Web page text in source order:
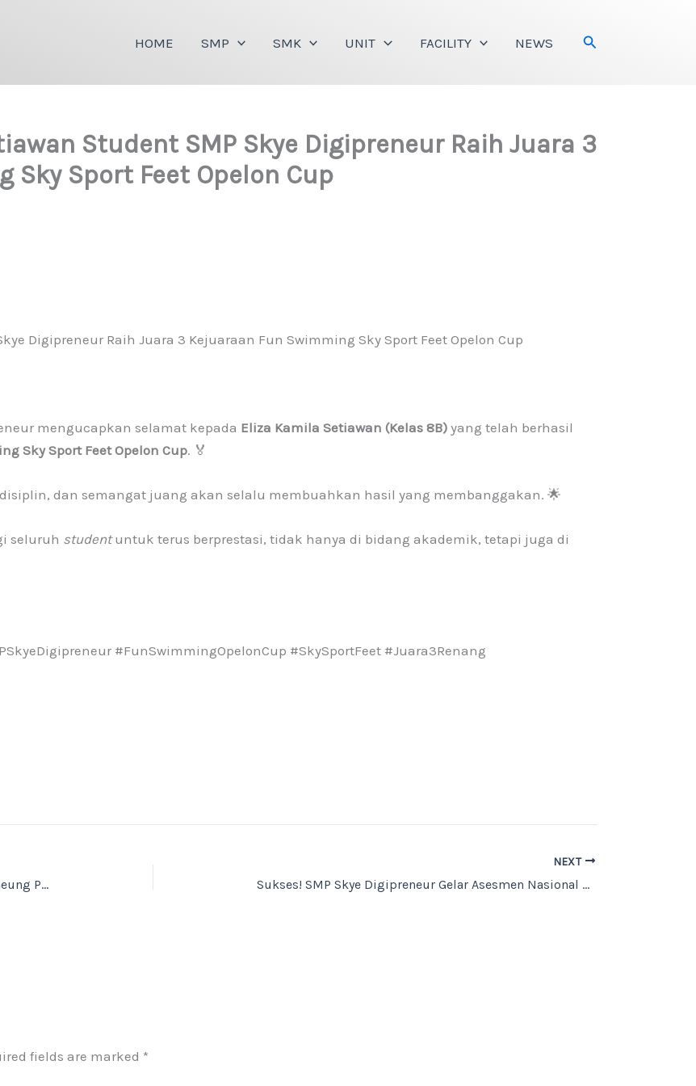
HOME SMP SMK UNIT FACILITY NEWS Search
Student SMP Skye Digipreneur Raih Juara 3
Sky Sport Feet Opelon Cup
Digipreneur Raih Juara 3 Kejuaraan Fun Swimming Sky Sport Feet Opelon Cup
mengucapkan selamat kepada Eliza Kamila Setiawan (Kelas 8B) yang telah berhasil
Sky Sport Feet Opelon Cup. 🏅
dan semangat juang akan selalu membuahkan hasil yang membanggakan. 🌟
seluruh studentuntuk terus berprestasi, tidak hanya di bidang akademik, tetapi juga di
#FunSwimmingOpelonCup #SkySportFeet #Juara3Renang
Bangga! Student SMP Skye Digipreneur, Driya Gineung Pancipta Kusumaputri Raih Juara 2 Kyorugi Super Cadet C U-40 Putri Bandung Taekwondo Open 2025
NEXT
Sukses! SMP Skye Digipreneur Gelar Asesmen Nasional Berbasis Komputer (ANBK) 2025
fields are marked *